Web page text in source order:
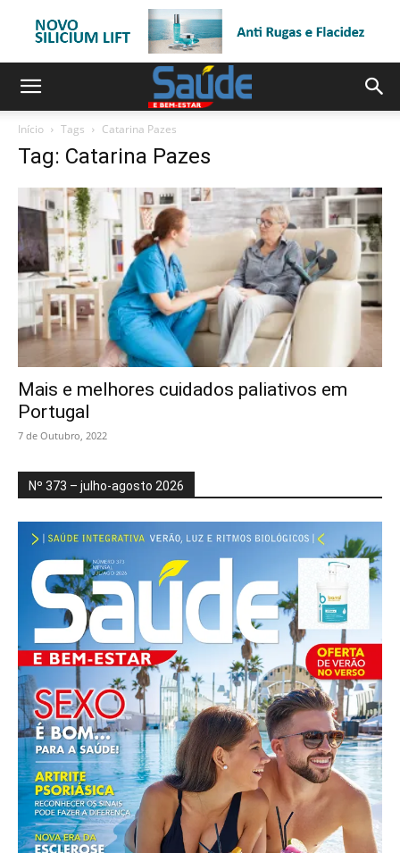
Início Tags Catarina Pazes
Tag: Catarina Pazes
Mais e melhores cuidados paliativos em
Portugal
7 de Outubro, 2022
Nº 373 – julho-agosto 2026